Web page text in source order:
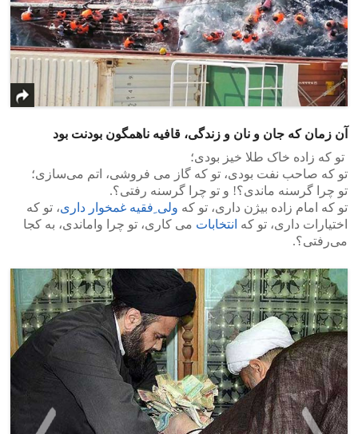
آن‌ زمان که جان و نان و زندگی،‌ قافیه ناهمگون بودنت بود
‌ تو که زاده خاک طلا خیز بودی؛
تو که صاحب نفت بودی، تو که گاز می فروشی، اتم می‌سازی؛
تو چرا گرسنه ماندی؟! و تو چرا گرسنه رفتی‌؟.
تو که امام زاده بیژن داری، تو که ولی ِفقیه غمخوار داری، تو که
اختیارات داری، تو که انتخابات می کاری، تو چرا واماندی، به کجا
می‌رفتی؟.